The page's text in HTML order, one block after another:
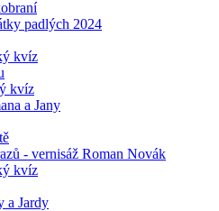
padlých 2024
kvíz
kvíz
a Jany
- vernisáž Roman Novák
kvíz
a Jardy